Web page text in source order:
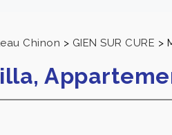
Chinon > GIEN SUR CURE >